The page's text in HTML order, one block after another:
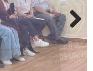
Previous